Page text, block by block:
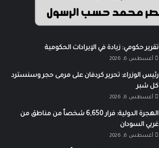
تقرير حكومي: زيادة في الإيرادات الحكومية
أغسطس 6, 2026
رئيس الوزراء: تحرير كردفان على مرمى حجر وسنسترد
كل شبر
أغسطس 6, 2026
الهجرة الدولية: فرار 6,650 شخصاً من مناطق من
غربي السودان
أغسطس 6, 2026